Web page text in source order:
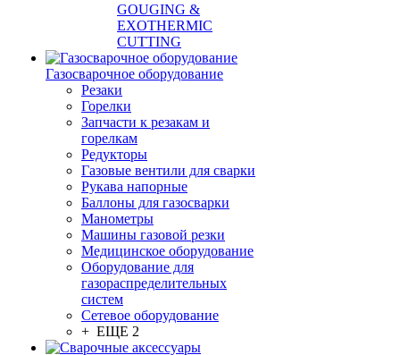
GOUGING &
EXOTHERMIC
CUTTING
Газосварочное оборудование
Резаки
Горелки
Запчасти к резакам и
горелкам
Редукторы
Газовые вентили для сварки
Рукава напорные
Баллоны для газосварки
Манометры
Машины газовой резки
Медицинское оборудование
Оборудование для
газораспределительных
систем
Сетевое оборудование
+ ЕЩЕ 2